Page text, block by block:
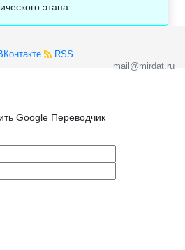
этапа.
RSS
mail@mirdat.ru
Google Переводчик